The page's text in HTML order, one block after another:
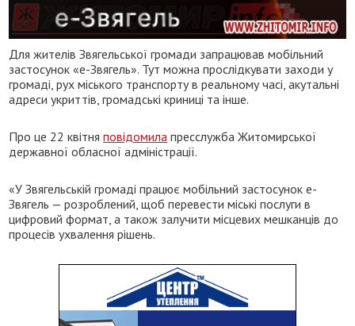
Для жителів Звягельської громади запрацював мобільний
застосунок «е-Звягель». Тут можна прослідкувати заходи у
громаді, рух міського транспорту в реальному часі, акутальні
адреси укриттів, громадські криниці та інше.
Про це 22 квітняповідомила пресслужба Житомирської
державної обласної адміністрації.
«У Звягельській громаді працює мобільний застосунок е-
Звягель — розроблений, щоб перевести міські послуги в
цифровий формат, а також залучити місцевих мешканців до
процесів ухвалення рішень.